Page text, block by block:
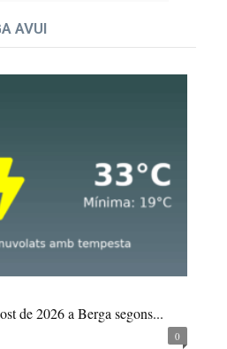
AVUI
de 2026 a Berga segons...
0